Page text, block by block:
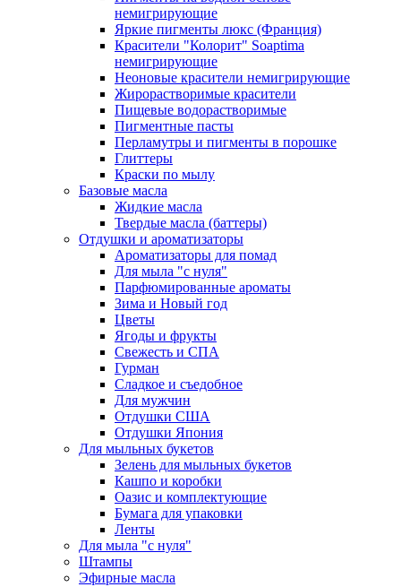
немигрирующие
Яркие пигменты люкс (Франция)
Красители "Колорит" Soaptima
немигрирующие
Неоновые красители немигрирующие
Жирорастворимые красители
Пищевые водорастворимые
Пигментные пасты
Перламутры и пигменты в порошке
Глиттеры
Краски по мылу
Базовые масла
Жидкие масла
Твердые масла (баттеры)
Отдушки и ароматизаторы
Ароматизаторы для помад
Для мыла "с нуля"
Парфюмированные ароматы
Зима и Новый год
Цветы
Ягоды и фрукты
Свежесть и СПА
Гурман
Сладкое и съедобное
Для мужчин
Отдушки США
Отдушки Япония
Для мыльных букетов
Зелень для мыльных букетов
Кашпо и коробки
Оазис и комплектующие
Бумага для упаковки
Ленты
Для мыла "с нуля"
Штампы
Эфирные масла